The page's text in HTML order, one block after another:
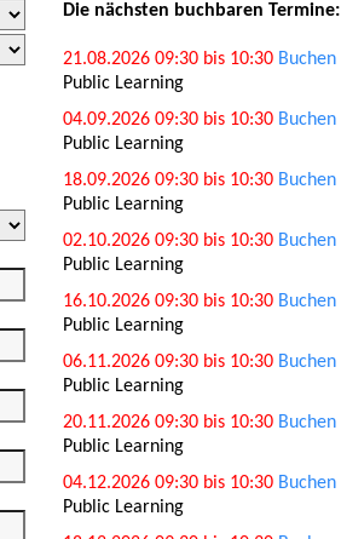
Die nächsten buchbaren Termine:
21.08.2026 09:30 bis 10:30 Buchen
Public Learning
04.09.2026 09:30 bis 10:30 Buchen
Public Learning
18.09.2026 09:30 bis 10:30 Buchen
Public Learning
02.10.2026 09:30 bis 10:30 Buchen
Public Learning
16.10.2026 09:30 bis 10:30 Buchen
Public Learning
06.11.2026 09:30 bis 10:30 Buchen
Public Learning
20.11.2026 09:30 bis 10:30 Buchen
Public Learning
04.12.2026 09:30 bis 10:30 Buchen
Public Learning